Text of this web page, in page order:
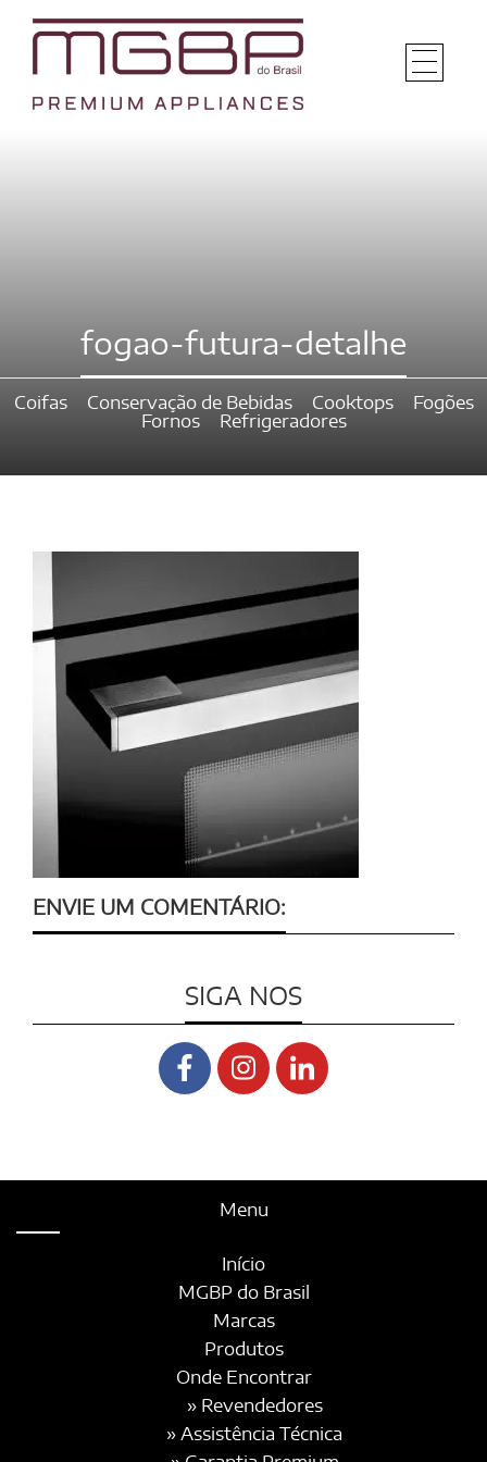
fogao-futura-detalhe
Coifas Conservação de Bebidas Cooktops
Fogões
Fornos
Refrigeradores
ENVIE UM COMENTÁRIO:
SIGA NOS
Menu
Início
MGBP do Brasil
Marcas
Produtos
Onde Encontrar
» Revendedores
» Assistência Técnica